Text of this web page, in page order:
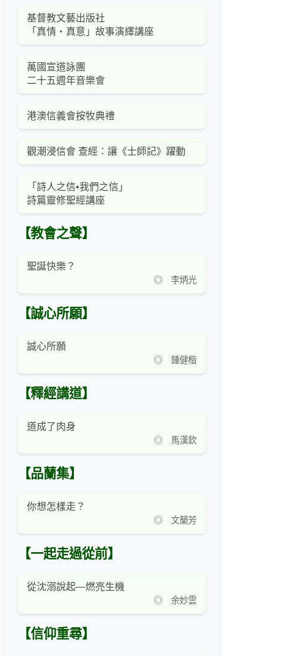
基督教文藝出版社
「真情‧真意」故事演繹講座
萬國宣道詠團
二十五週年音樂會
港澳信義會按牧典禮
觀潮浸信會 查經：讓《士師記》躍動
「詩人之信•我們之信」
詩篇靈修聖經講座
【教會之聲】
聖誕快樂？
◎ 李炳光
【誠心所願】
誠心所願
◎ 鍾健楷
【釋經講道】
道成了肉身
◎ 馬漢欽
【品蘭集】
你想怎樣走？
◎ 文蘭芳
【一起走過從前】
從沈溺說起—燃亮生機
◎ 余妙雲
【信仰重尋】